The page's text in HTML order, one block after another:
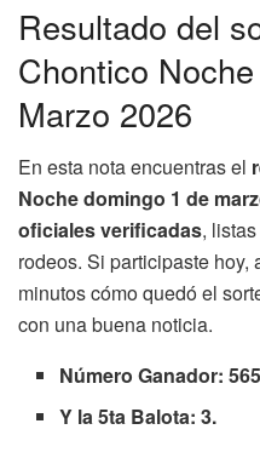
Resultado del
Chontico
Marzo 2026
En esta nota encuentras el
Noche domingo 1 de
oficiales verificadas,
rodeos. Si participaste hoy,
minutos cómo quedó el
con una buena noticia.
Número Ganador:
Y la 5ta Balota: 3.